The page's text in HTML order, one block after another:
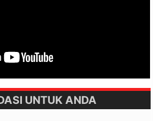
UNTUK ANDA